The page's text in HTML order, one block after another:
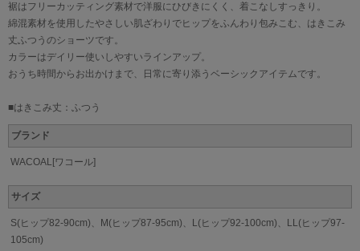
裾はフリーカッティング素材で洋服にひびきにくく、着こなしすっきり。
綿混素材を使用したやさしい肌ざわりでヒップをふんわり包みこむ、はきこみ
丈ふつうのショーツです。
カラーはデイリー使いしやすいラインアップ。
おうち時間からお出かけまで、日常に寄り添うベーシックアイテムです。
■はきこみ丈：ふつう
ブランド
WACOAL[ワコール]
サイズ
S(ヒップ82-90cm)、M(ヒップ87-95cm)、L(ヒップ92-100cm)、LL(ヒップ97-
105cm)